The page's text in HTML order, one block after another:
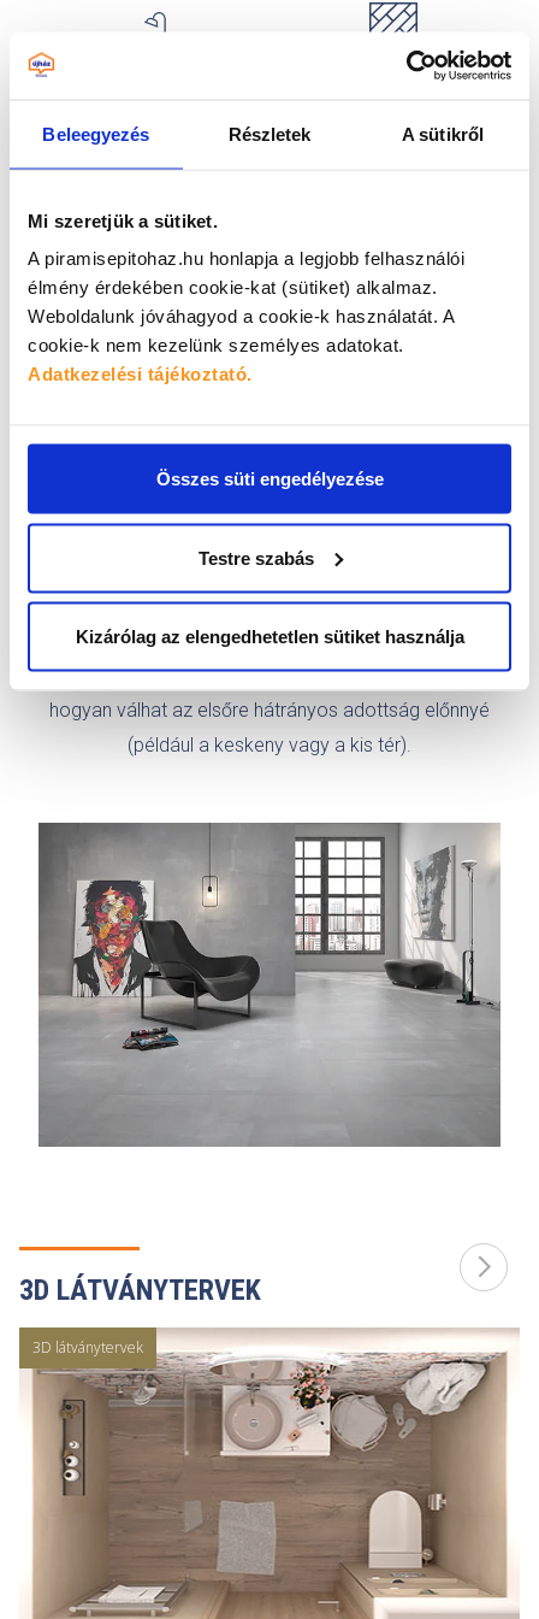
Beleegyezés Részletek A sütikről
Mi szeretjük a sütiket.
A piramisepitohaz.hu honlapja a legjobb felhasználói
élmény érdekében cookie-kat (sütiket) alkalmaz.
Weboldalunk jóváhagyod a cookie-k használatát. A
cookie-k nem kezelünk személyes adatokat.
Adatkezelési tájékoztató.
Összes süti engedélyezése
Testre szabás
Kizárólag az elengedhetetlen sütiket használja
LAMINÁLT
RAGASZTÓK,
FUGÁZÓK
FESTÉKEK
személyesen a
bemutatótermünk sztárjait
A választás szabadsága nálunk az jelenti, hogy több mint
1500-féle burkolatot és szanitert nézhetsz meg
testközelből. És ha megmondod, mikor jönnél, egy profi 3D
látványtervet is készítünk neked, amiben megmutatjuk,
hogyan válhat az elsőre hátrányos adottság előnnyé
(például a keskeny vagy a kis tér).
3D LÁTVÁNYTERVEK
3D látványtervek